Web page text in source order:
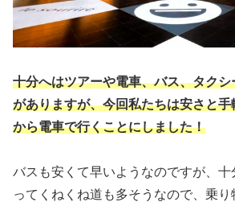
十分へはツアーや電車、バス、タク
がありますが、今回私たちは安さと
から電車で行くことにしました！
バスも安くて早いようなのですが、
ってくねくね道も多そうなので、乗